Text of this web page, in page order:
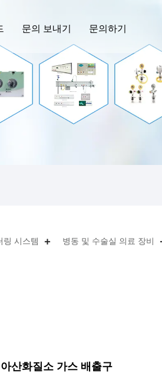
문의 보내기 문의하기
링 시스템 병동 및 수술실 의료 장비
산화질소 가스 배출구